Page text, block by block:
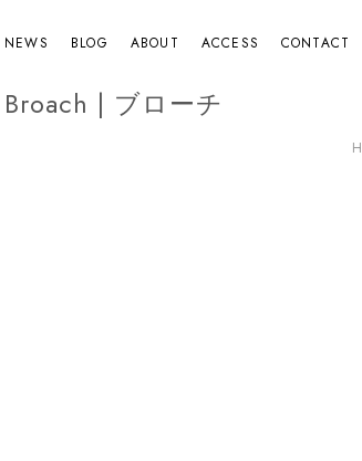
NEWS BLOG ABOUT ACCESS CONTACT
Broach | ブローチ